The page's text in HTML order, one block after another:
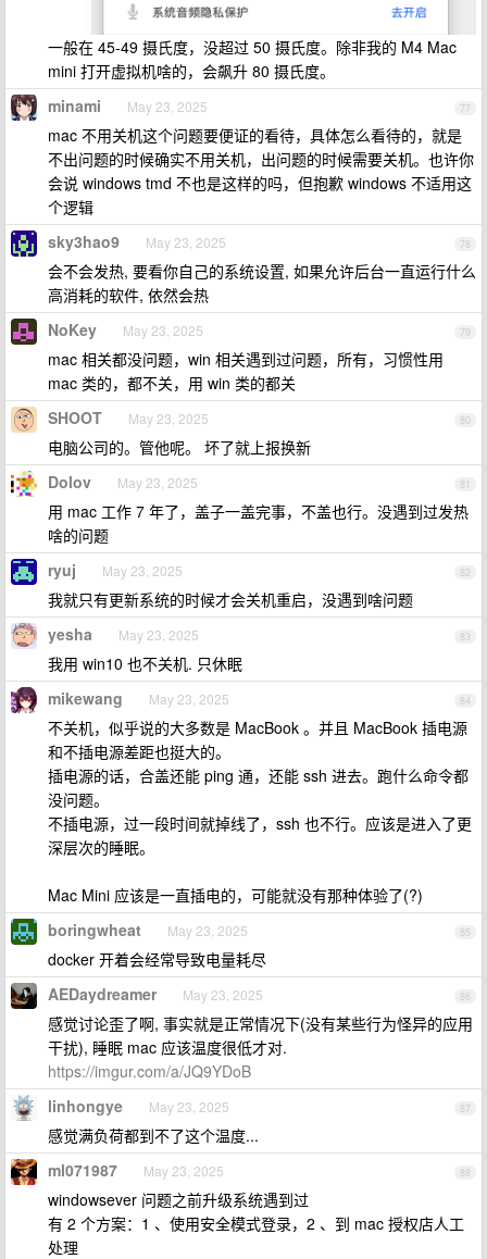
一般在 45-49 摄氏度，没超过 50 摄氏度。除非我的 M4 Mac
mini 打开虚拟机啥的，会飙升 80 摄氏度。
77
minami May 23, 2025
mac 不用关机这个问题要便证的看待，具体怎么看待的，就是
不出问题的时候确实不用关机，出问题的时候需要关机。也许你
会说 windows tmd 不也是这样的吗，但抱歉 windows 不适用这
个逻辑
78
sky3hao9 May 23, 2025
会不会发热, 要看你自己的系统设置, 如果允许后台一直运行什么
高消耗的软件, 依然会热
79
NoKey May 23, 2025
mac 相关都没问题，win 相关遇到过问题，所有，习惯性用
mac 类的，都不关，用 win 类的都关
80
SHOOT May 23, 2025
电脑公司的。管他呢。 坏了就上报换新
81
Dolov May 23, 2025
用 mac 工作 7 年了，盖子一盖完事，不盖也行。没遇到过发热
啥的问题
82
ryuj May 23, 2025
我就只有更新系统的时候才会关机重启，没遇到啥问题
83
yesha May 23, 2025
我用 win10 也不关机. 只休眠
84
mikewang May 23, 2025
不关机，似乎说的大多数是 MacBook 。并且 MacBook 插电源
和不插电源差距也挺大的。
插电源的话，合盖还能 ping 通，还能 ssh 进去。跑什么命令都
没问题。
不插电源，过一段时间就掉线了，ssh 也不行。应该是进入了更
深层次的睡眠。
Mac Mini 应该是一直插电的，可能就没有那种体验了(?)
85
boringwheat May 23, 2025
docker 开着会经常导致电量耗尽
86
AEDaydreamer May 23, 2025
感觉讨论歪了啊, 事实就是正常情况下(没有某些行为怪异的应用
干扰), 睡眠 mac 应该温度很低才对.
https://imgur.com/a/JQ9YDoB
87
linhongye May 23, 2025
感觉满负荷都到不了这个温度...
88
ml071987 May 23, 2025
windowsever 问题之前升级系统遇到过
有 2 个方案：1 、使用安全模式登录，2 、到 mac 授权店人工
处理